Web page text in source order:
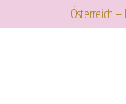
Österreich –